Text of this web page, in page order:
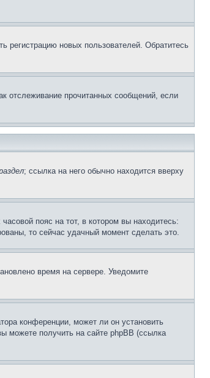
регистрацию новых пользователей. Обратитесь
отслеживание прочитанных сообщений, если
; ссылка на него обычно находится вверху
пояс на тот, в котором вы находитесь:
то сейчас удачный момент сделать это.
время на сервере. Уведомите
конференции, может ли он установить
можете получить на сайте phpBB (ссылка